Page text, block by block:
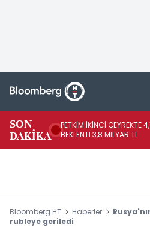
SON
DAKİKA
PETKİM İKİNCİ ÇEYREKTE
BEKLENTİ 3,8 MİLYAR TL
Bloomberg HT Haberler
rubleye geriledi